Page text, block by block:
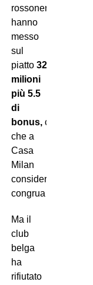
rossoneri
hanno
messo
sul
piatto32.5
milioni
più 5.5
di
bonus,cifra
che a
Casa
Milan
considerano
congrua…
Ma il
club
belga
ha
rifiutato